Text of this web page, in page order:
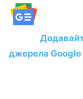
джерела